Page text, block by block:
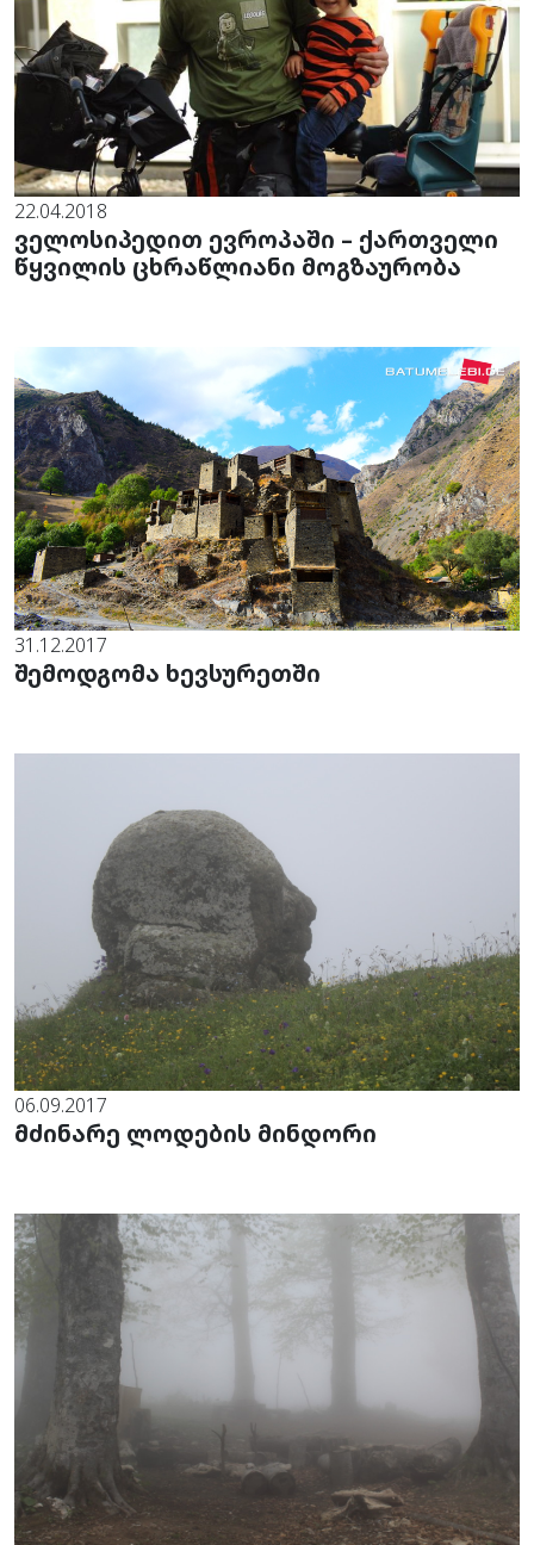
22.04.2018
ველოსიპედით ევროპაში – ქართველი
წყვილის ცხრაწლიანი მოგზაურობა
31.12.2017
შემოდგომა ხევსურეთში
06.09.2017
მძინარე ლოდების მინდორი